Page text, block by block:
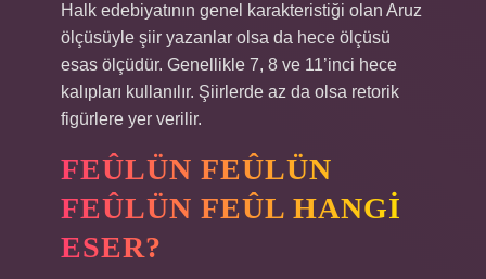
Halk edebiyatının genel karakteristiği olan Aruz
ölçüsüyle şiir yazanlar olsa da hece ölçüsü
esas ölçüdür. Genellikle 7, 8 ve 11’inci hece
kalıpları kullanılır. Şiirlerde az da olsa retorik
figürlere yer verilir.
FEÛLÜN FEÛLÜN
FEÛLÜN FEÛL HANGI
ESER?